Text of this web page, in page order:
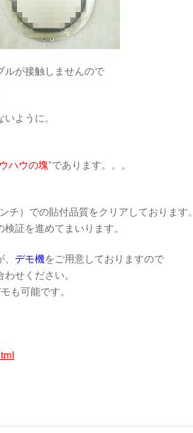
ルが接触しませんので
ように。
ハウの塊”であります。。。
ンチ）での貼付品質をクリアしております。
証を進めてまいります。
デモ機をご用意しておりますので
せください。
も可能です。